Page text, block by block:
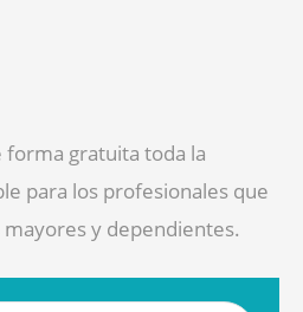
forma gratuita toda la
para los profesionales que
y dependientes.